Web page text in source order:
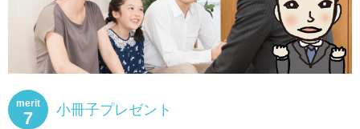
merit
7 小冊子プレゼント